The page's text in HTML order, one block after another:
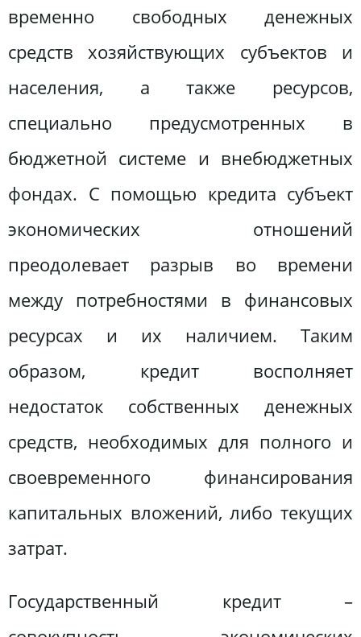
временно свободных денежных
средств хозяйствующих субъектов и
населения, а также ресурсов,
специально предусмотренных в
бюджетной системе и внебюджетных
фондах. С помощью кредита субъект
экономических отношений
преодолевает разрыв во времени
между потребностями в финансовых
ресурсах и их наличием. Таким
образом, кредит восполняет
недостаток собственных денежных
средств, необходимых для полного и
своевременного финансирования
капитальных вложений, либо текущих
затрат.
Государственный кредит –